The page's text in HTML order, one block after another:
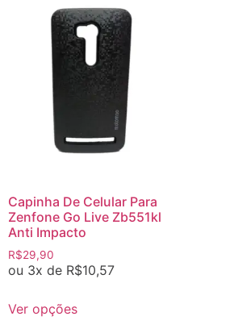
Capinha De Celular Para
Zenfone Go Live Zb551kl
Anti Impacto
R$29,90
ou 3x de R$10,57
Ver opções